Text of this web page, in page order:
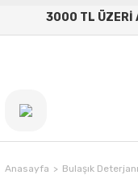
3000 TL ÜZERİ
Anasayfa Bulaşık Deterjanı